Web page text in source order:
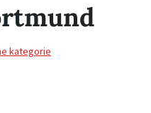
kategorie